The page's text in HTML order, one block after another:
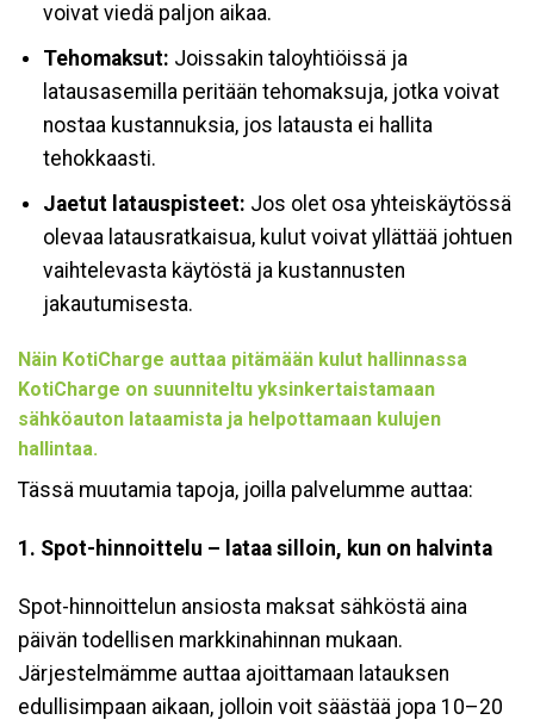
voivat viedä paljon aikaa.
Tehomaksut: Joissakin taloyhtiöissä ja
latausasemilla peritään tehomaksuja, jotka voivat
nostaa kustannuksia, jos latausta ei hallita
tehokkaasti.
Jaetut latauspisteet: Jos olet osa yhteiskäytössä
olevaa latausratkaisua, kulut voivat yllättää johtuen
vaihtelevasta käytöstä ja kustannusten
jakautumisesta.
Näin KotiCharge auttaa pitämään kulut hallinnassa
KotiCharge on suunniteltu yksinkertaistamaan
sähköauton lataamista ja helpottamaan kulujen
hallintaa.
Tässä muutamia tapoja, joilla palvelumme auttaa:
1. Spot-hinnoittelu – lataa silloin, kun on halvinta
Spot-hinnoittelun ansiosta maksat sähköstä aina
päivän todellisen markkinahinnan mukaan.
Järjestelmämme auttaa ajoittamaan latauksen
edullisimpaan aikaan, jolloin voit säästää jopa 10–20